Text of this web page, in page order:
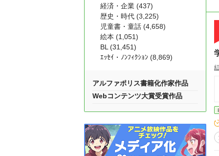
経済・企業 (437)
歴史・時代 (3,225)
児童書・童話 (4,658)
絵本 (1,051)
BL (31,451)
ｴｯｾｲ・ﾉﾝﾌｨｸｼｮﾝ (8,869)
アルファポリス書籍化作家作品
Webコンテンツ大賞受賞作品